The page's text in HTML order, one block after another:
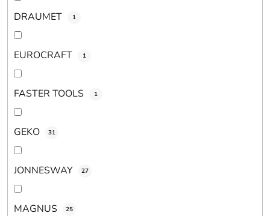
DRAUMET 1
EUROCRAFT 1
FASTER TOOLS 1
GEKO 31
JONNESWAY 27
MAGNUS 25